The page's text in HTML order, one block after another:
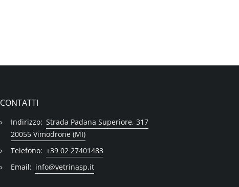
CONTATTI
Indirizzo: Strada Padana Superiore, 317
20055 Vimodrone (MI)
Telefono: +39 02 27401483
Email: info@vetrinasp.it